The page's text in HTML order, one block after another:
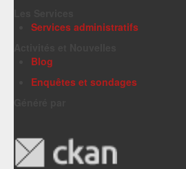
Services administratifs
Blog
Enquêtes et sondages